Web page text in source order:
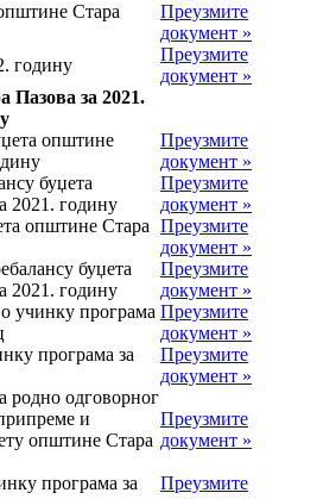
Стара
Преузмите
документ »
годину
Преузмите
документ »
за 2021.
општине
Преузмите
документ »
буџета
2021. годину
Преузмите
документ »
општине Стара Преузмите
документ »
буџета
2021. годину
Преузмите
документ »
учинку програма Преузмите
документ »
програма за
Преузмите
документ »
родно одговорног
и
општине Стара
Преузмите
документ »
програма за
Преузмите